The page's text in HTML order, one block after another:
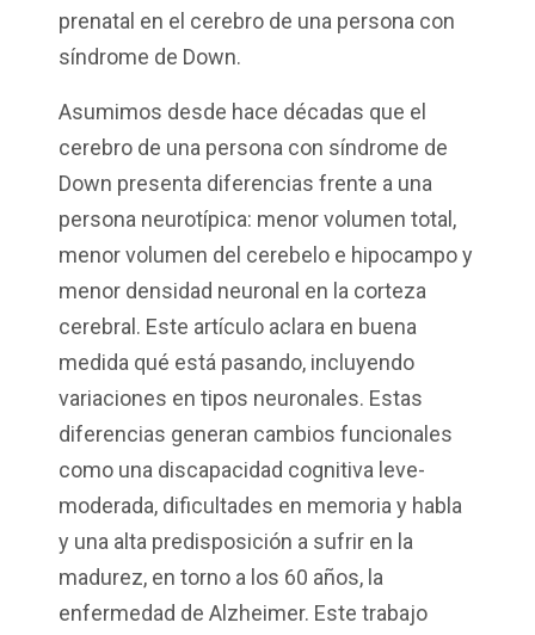
prenatal en el cerebro de una persona con
síndrome de Down.
Asumimos desde hace décadas que el
cerebro de una persona con síndrome de
Down presenta diferencias frente a una
persona neurotípica: menor volumen total,
menor volumen del cerebelo e hipocampo y
menor densidad neuronal en la corteza
cerebral. Este artículo aclara en buena
medida qué está pasando, incluyendo
variaciones en tipos neuronales. Estas
diferencias generan cambios funcionales
como una discapacidad cognitiva leve-
moderada, dificultades en memoria y habla
y una alta predisposición a sufrir en la
madurez, en torno a los 60 años, la
enfermedad de Alzheimer. Este trabajo